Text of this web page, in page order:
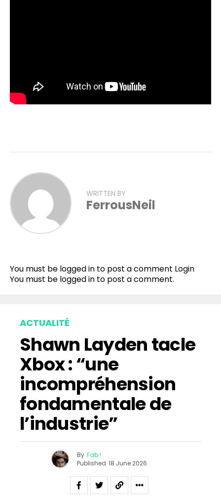
WRITTEN BY
FerrousNeil
You must be logged in to post a comment Login
You must be logged in to post a comment.
ACTUALITÉ
Shawn Layden tacle
Xbox : “une
incompréhension
fondamentale de
l’industrie”
By Fab !
Published 18 June 2026
Pinterest